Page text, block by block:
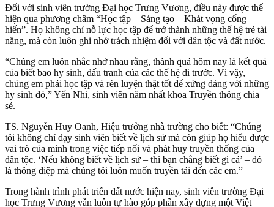
Đối với sinh viên trường Đại học Trưng Vương, điều này được thể
hiện qua phương châm “Học tập – Sáng tạo – Khát vọng cống
hiến”. Họ không chỉ nỗ lực học tập để trở thành những thế hệ trẻ tài
năng, mà còn luôn ghi nhớ trách nhiệm đối với dân tộc và đất nước.
“Chúng em luôn nhắc nhở nhau rằng, thành quả hôm nay là kết quả
của biết bao hy sinh, đấu tranh của các thế hệ đi trước. Vì vậy,
chúng em phải học tập và rèn luyện thật tốt để xứng đáng với những
hy sinh đó,” Yến Nhi, sinh viên năm nhất khoa Truyền thông chia
sẻ.
TS. Nguyễn Huy Oanh, Hiệu trưởng nhà trường cho biết: “Chúng
tôi không chỉ dạy sinh viên biết về lịch sử mà còn giúp họ hiểu được
vai trò của mình trong việc tiếp nối và phát huy truyền thống của
dân tộc. ‘Nếu không biết về lịch sử – thì bạn chẳng biết gì cả’ – đó
là thông điệp mà chúng tôi luôn muốn truyền tải đến các em.”
Trong hành trình phát triển đất nước hiện nay, sinh viên trường Đại
học Trưng Vương vẫn luôn tự hào góp phần xây dựng một Việt